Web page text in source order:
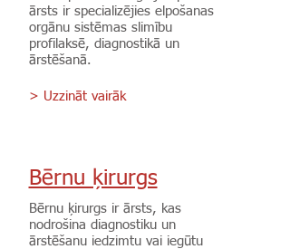
ārsts ir specializējies elpošanas
orgānu sistēmas slimību
profilaksē, diagnostikā un
ārstēšanā.
> Uzzināt vairāk
Bērnu ķirurgs
Bērnu ķirurgs ir ārsts, kas
nodrošina diagnostiku un
ārstēšanu iedzimtu vai iegūtu